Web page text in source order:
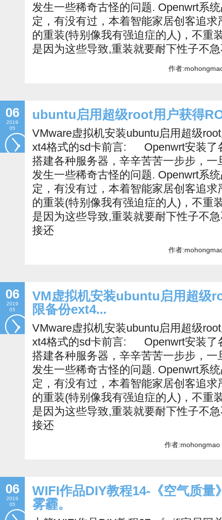
发生一些稀奇古怪的问题. Openwrt系
定，有没有过，本着智能家居创客追
的重装(特别像我有强迫症的人)，不重
是因为这些导致,重装就要耐下性子不
作者
06
2019
05
ubuntu启用超级root用户获得
VMware虚拟机安装ubuntu启用超级
xt4格式的sd卡前言: Openwrt安装了
搭建各种服务器，辛辛苦苦一步步，
发生一些稀奇古怪的问题. Openwrt系
定，有没有过，本着智能家居创客追
的重装(特别像我有强迫症的人)，不重
是因为这些导致,重装就要耐下性子不
接还
作者
06
2019
05
VM虚拟机安装ubuntu启用超级
限备份ext4...
VMware虚拟机安装ubuntu启用超级
xt4格式的sd卡前言: Openwrt安装了
搭建各种服务器，辛辛苦苦一步步，
发生一些稀奇古怪的问题. Openwrt系
定，有没有过，本着智能家居创客追
的重装(特别像我有强迫症的人)，不重
是因为这些导致,重装就要耐下性子不
接还
作者
06
2019
05
WIFI作品DIY教程14-《空气质量
雾霾。